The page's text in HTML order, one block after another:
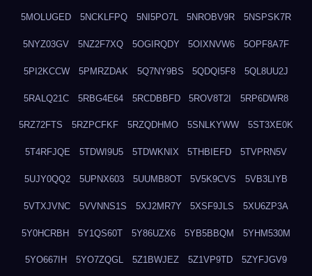
5MOLUGED 5NCKLFPQ 5NI5PO7L 5NROBV9R 5NSPSK7R
5NYZ03GV 5NZ2F7XQ 5OGIRQDY 5OIXNVW6 5OPF8A7F
5PI2KCCW 5PMRZDAK 5Q7NY9BS 5QDQI5F8 5QL8UU2J
5RALQ21C 5RBG4E64 5RCDBBFD 5ROV8T2I 5RP6DWR8
5RZ72FTS 5RZPCFKF 5RZQDHMO 5SNLKYWW 5ST3XE0K
5T4RFJQE 5TDWI9U5 5TDWKNIX 5THBIEFD 5TVPRN5V
5UJY0QQ2 5UPNX603 5UUMB8OT 5V5K9CVS 5VB3LIYB
5VTXJVNC 5VVNNS1S 5XJ2MR7Y 5XSF9JLS 5XU6ZP3A
5Y0HCRBH 5Y1QS60T 5Y86UZX6 5YB5BBQM 5YHM530M
5YO667IH 5YO7ZQGL 5Z1BWJEZ 5Z1VP9TD 5ZYFJGV9